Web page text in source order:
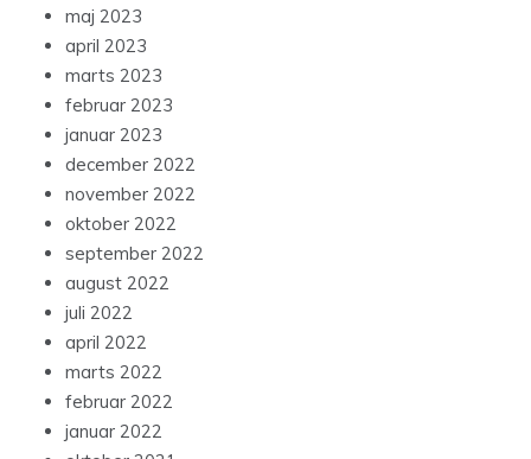
maj 2023
april 2023
marts 2023
februar 2023
januar 2023
december 2022
november 2022
oktober 2022
september 2022
august 2022
juli 2022
april 2022
marts 2022
februar 2022
januar 2022